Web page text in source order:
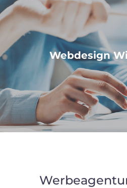
Webdesign